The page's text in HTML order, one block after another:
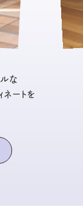
な
ネートを